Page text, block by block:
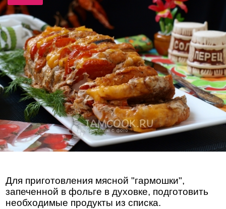
Для приготовления мясной "гармошки",
запеченной в фольге в духовке, подготовить
необходимые продукты из списка.